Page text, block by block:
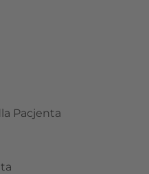
Pacjenta